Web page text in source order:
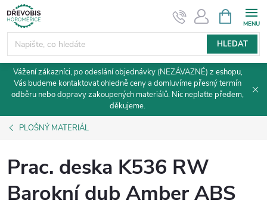
Přejít
na
obsah
HLEDAT
NÁKUPNÍ
KOŠÍK
Vážení zákazníci, po odeslání objednávky (NEZÁVAZNÉ) z eshopu,
Vás budeme kontaktovat ohledně ceny a domluvíme přesný termín
odběru nebo dopravy zakoupených materiálů. Nic neplaťte předem,
děkujeme.
PLOŠNÝ MATERIÁL
Prac. deska K536 RW
Barokní dub Amber ABS